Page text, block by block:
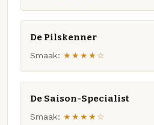
De Pilskenner
Smaak: ★★★★☆
De Saison-Specialist
Smaak: ★★★★☆